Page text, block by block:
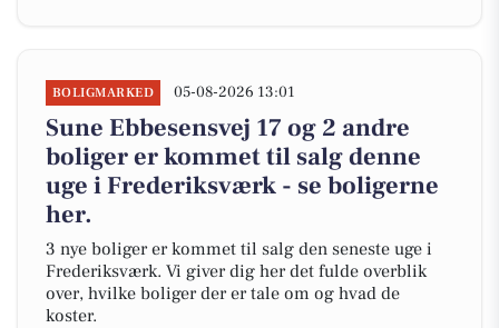
BOLIGMARKED 05-08-2026 13:01
Sune Ebbesensvej 17 og 2 andre
boliger er kommet til salg denne
uge i Frederiksværk - se boligerne
her.
3 nye boliger er kommet til salg den seneste uge i
Frederiksværk. Vi giver dig her det fulde overblik
over, hvilke boliger der er tale om og hvad de
koster.